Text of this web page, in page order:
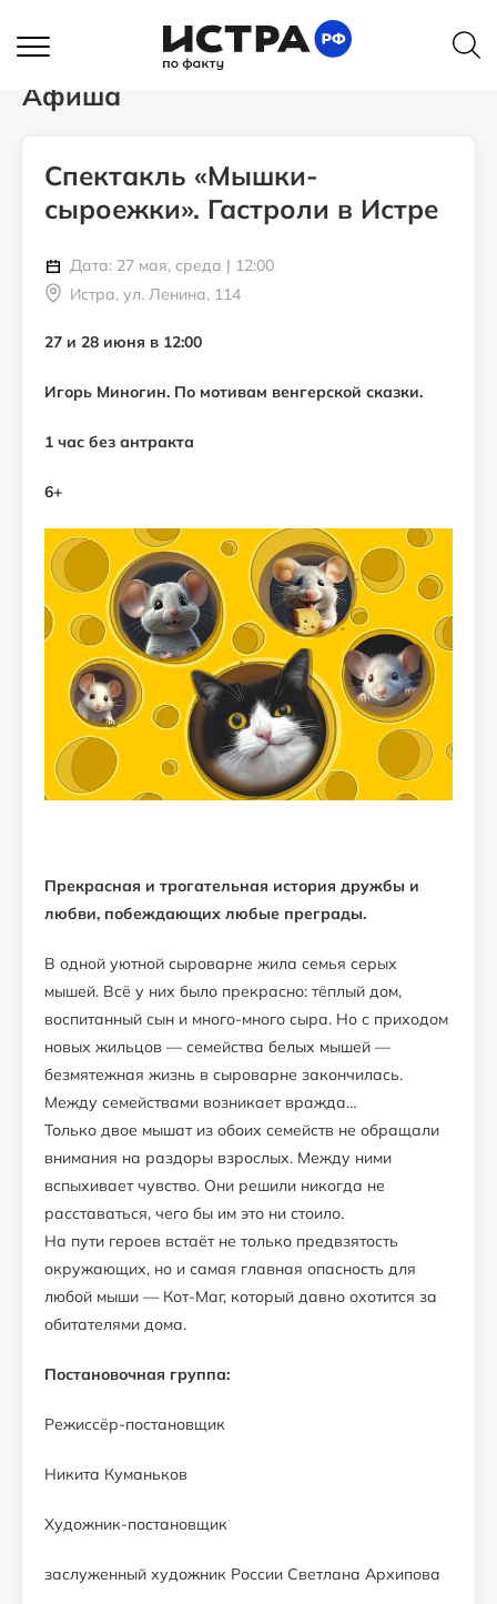
Главная
Спектакль «Мышки-сыроежки». Гастроли в Истре
Афиша
Спектакль «Мышки-
сыроежки». Гастроли в Истре
Дата: 27 мая, среда | 12:00
Истра, ул. Ленина, 114
27 и 28 июня в 12:00
Игорь Миногин. По мотивам венгерской сказки.
1 час без антракта
6+
Прекрасная и трогательная история дружбы и
любви, побеждающих любые преграды.
В одной уютной сыроварне жила семья серых
мышей. Всё у них было прекрасно: тёплый дом,
воспитанный сын и много-много сыра. Но с приходом
новых жильцов — семейства белых мышей —
безмятежная жизнь в сыроварне закончилась.
Между семействами возникает вражда…
Только двое мышат из обоих семейств не обращали
внимания на раздоры взрослых. Между ними
вспыхивает чувство. Они решили никогда не
расставаться, чего бы им это ни стоило.
На пути героев встаёт не только предвзятость
окружающих, но и самая главная опасность для
любой мыши — Кот-Маг, который давно охотится за
обитателями дома.
Постановочная группа:
Режиссёр-постановщик
Никита Куманьков
Художник-постановщик
заслуженный художник России Светлана Архипова